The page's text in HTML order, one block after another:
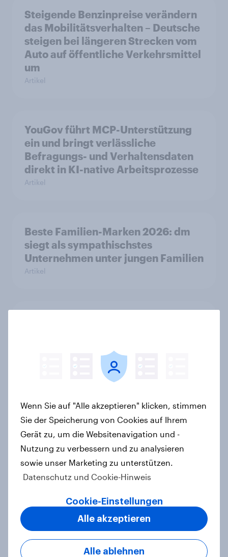
Steigende Benzinpreise verändern
das Mobilitätsverhalten – Deutsche
steigen bei längeren Strecken vom
Auto auf öffentliche Verkehrsmittel
um
Artikel
YouGov führt MCP-Unterstützung
ein und bringt verlässliche
Befragungs- und Verhaltensdaten
direkt in KI-native Arbeitsprozesse
Artikel
Beste Familien-Marken 2026: dm
siegt als sympathischstes
Unternehmen unter jungen Familien
Artikel
Mobiles Internet im Ausland: Für
viele Schweizer unverzichtbar,
jedoch sind Sorgen vor hohen
Roaming-Kosten verbreitet
Artikel
[DE On-Demand] Übersprungen,
aber nicht verloren: Wie Podcast-
Werbung bei deutschen
Konsumenten wirkt.
Wenn Sie auf "Alle akzeptieren" klicken, stimmen
Sie der Speicherung von Cookies auf Ihrem
Gerät zu, um die Websitenavigation und -
Nutzung zu verbessern und zu analysieren
sowie unser Marketing zu unterstützen.
Datenschutz und Cookie-Hinweis
Cookie-Einstellungen
Alle ablehnen
Alle akzeptieren